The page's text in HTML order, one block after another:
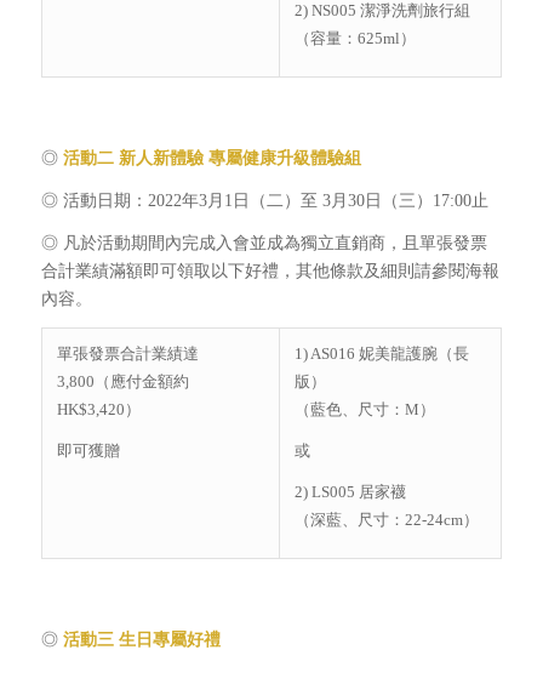
2) NS005 潔淨洗劑旅行組
（容量：625ml）
◎ 活動二 新人新體驗 專屬健康升級體驗組
◎ 活動日期：2022年3月1日（二）至 3月30日（三）17:00止
◎ 凡於活動期間內完成入會並成為獨立直銷商，且單張發票
合計業績滿額即可領取以下好禮，其他條款及細則請參閱海報
內容。
單張發票合計業績達
3,800（應付金額約
HK$3,420）
即可獲贈
1) AS016 妮美龍護腕（長
版）
（藍色、尺寸：M）
或
2) LS005 居家襪
（深藍、尺寸：22-24cm）
◎ 活動三 生日專屬好禮